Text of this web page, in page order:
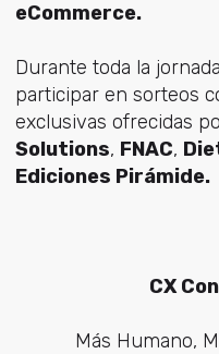
eCommerce.
Durante toda la
participar en sorteos
exclusivas ofrecidas
Solutions, FNAC,
Ediciones Pirámide.
CX
Más Humano,